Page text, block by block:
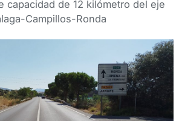
capacidad de 12 kilómetro del eje
Campillos-Ronda